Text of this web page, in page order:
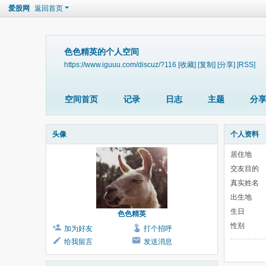
爱股网 返回首页
色色精英的个人空间
https://www.iguuu.com/discuz/?116 [收藏] [复制] [分享] [RSS]
空间首页 记录 日志 主题 分享
头像
色色精英
加为好友
打个招呼
给我留言
发送消息
个人资料
居住地
交友目的
真实姓名
出生地
生日
性别